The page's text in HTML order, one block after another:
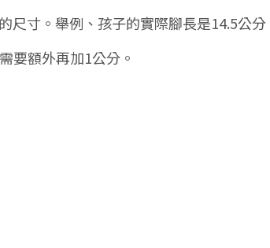
寸。舉例、孩子的實際腳長是14.5公
要額外再加1公分。